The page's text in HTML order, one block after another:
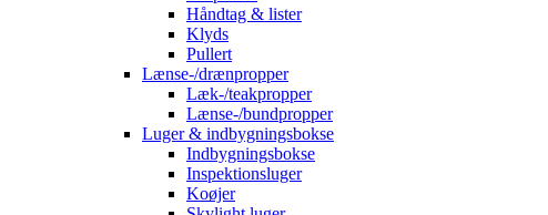
Håndtag & lister
Klyds
Pullert
Lænse-/drænpropper
Læk-/teakpropper
Lænse-/bundpropper
Luger & indbygningsbokse
Indbygningsbokse
Inspektionsluger
Koøjer